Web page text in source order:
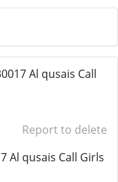
Al qusais Call
Report to delete
Al qusais Call Girls